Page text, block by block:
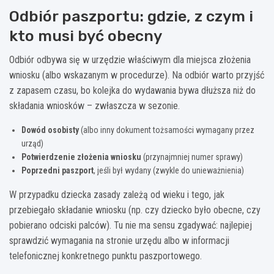
Odbiór paszportu: gdzie, z czym i
kto musi być obecny
Odbiór odbywa się w urzędzie właściwym dla miejsca złożenia
wniosku (albo wskazanym w procedurze). Na odbiór warto przyjść
z zapasem czasu, bo kolejka do wydawania bywa dłuższa niż do
składania wniosków – zwłaszcza w sezonie.
Dowód osobisty(albo inny dokument tożsamości wymagany przez
urząd)
Potwierdzenie złożenia wniosku (przynajmniej numer sprawy)
Poprzedni paszport, jeśli był wydany (zwykle do unieważnienia)
W przypadku dziecka zasady zależą od wieku i tego, jak
przebiegało składanie wniosku (np. czy dziecko było obecne, czy
pobierano odciski palców). Tu nie ma sensu zgadywać: najlepiej
sprawdzić wymagania na stronie urzędu albo w informacji
telefonicznej konkretnego punktu paszportowego.